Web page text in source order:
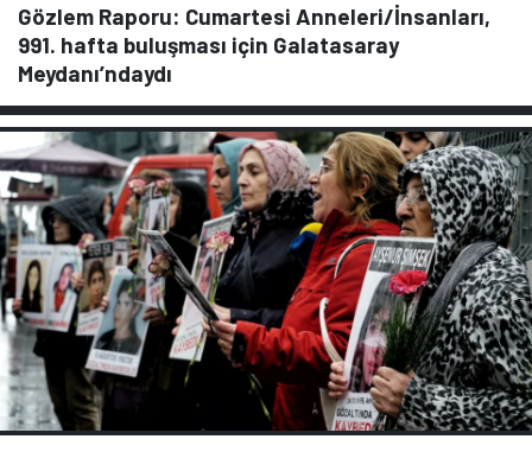
Gözlem Raporu: Cumartesi Anneleri/İnsanları,
991. hafta buluşması için Galatasaray
Meydanı’ndaydı